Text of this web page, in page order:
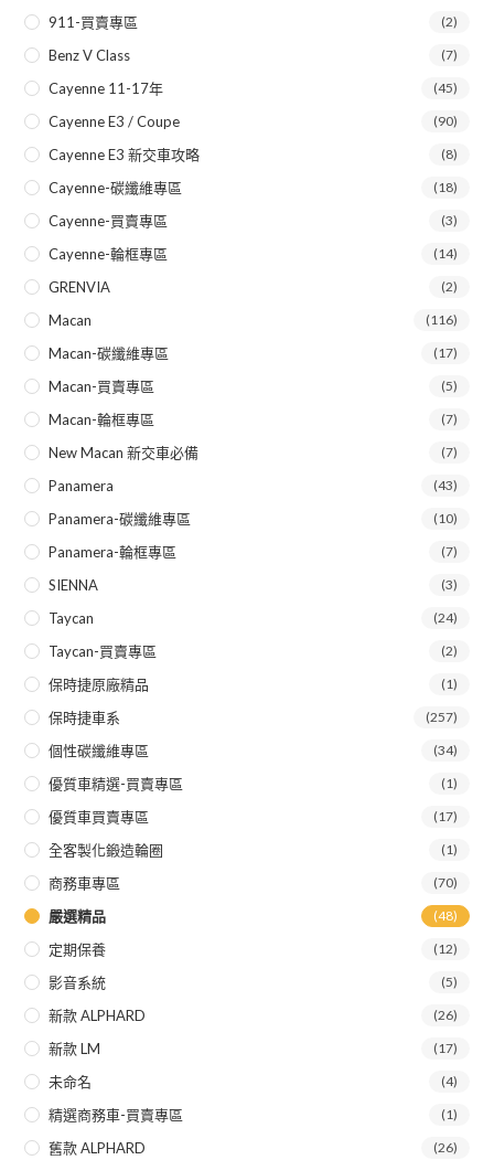
911-買賣專區 (2)
Benz V Class (7)
Cayenne 11-17年 (45)
Cayenne E3 / Coupe (90)
Cayenne E3 新交車攻略 (8)
Cayenne-碳纖維專區 (18)
Cayenne-買賣專區 (3)
Cayenne-輪框專區 (14)
GRENVIA (2)
Macan (116)
Macan-碳纖維專區 (17)
Macan-買賣專區 (5)
Macan-輪框專區 (7)
New Macan 新交車必備 (7)
Panamera (43)
Panamera-碳纖維專區 (10)
Panamera-輪框專區 (7)
SIENNA (3)
Taycan (24)
Taycan-買賣專區 (2)
保時捷原廠精品 (1)
保時捷車系 (257)
個性碳纖維專區 (34)
優質車精選-買賣專區 (1)
優質車買賣專區 (17)
全客製化鍛造輪圈 (1)
商務車專區 (70)
嚴選精品 (48)
定期保養 (12)
影音系統 (5)
新款 ALPHARD (26)
新款 LM (17)
未命名 (4)
精選商務車-買賣專區 (1)
舊款 ALPHARD (26)